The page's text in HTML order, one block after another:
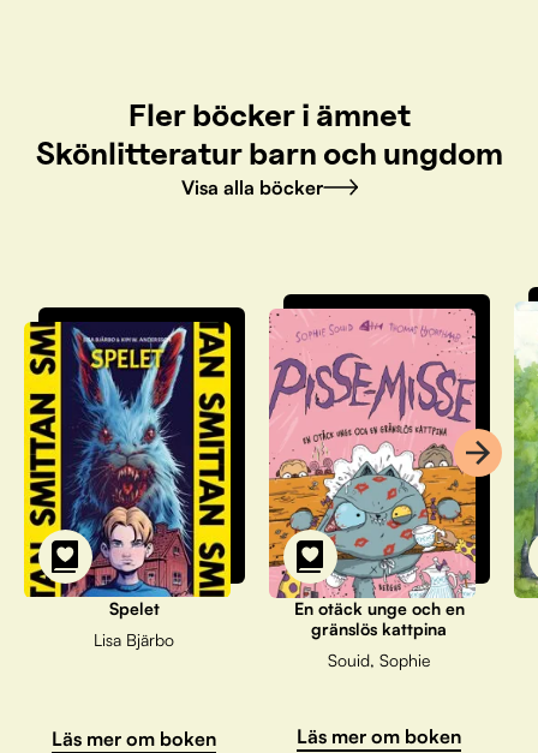
Fler böcker i ämnet
Skönlitteratur barn och ungdom
Visa alla böcker
Spelet
Lisa Bjärbo
Läs mer om boken
En otäck unge och en
gränslös kattpina
Souid, Sophie
Läs mer om boken